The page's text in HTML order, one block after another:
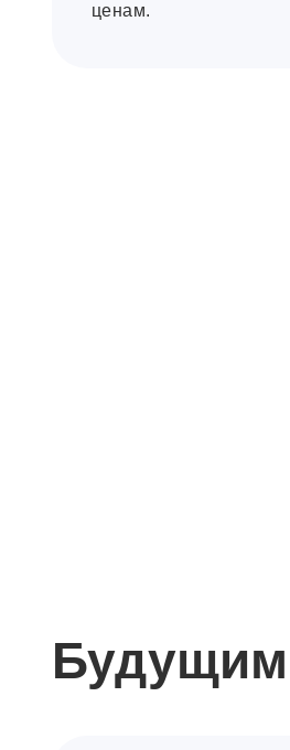
ценам.
Будущим